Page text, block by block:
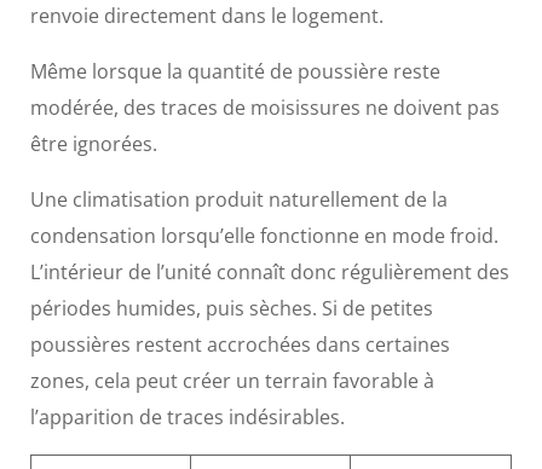
renvoie directement dans le logement.
Même lorsque la quantité de poussière reste
modérée, des traces de moisissures ne doivent pas
être ignorées.
Une climatisation produit naturellement de la
condensation lorsqu’elle fonctionne en mode froid.
L’intérieur de l’unité connaît donc régulièrement des
périodes humides, puis sèches. Si de petites
poussières restent accrochées dans certaines
zones, cela peut créer un terrain favorable à
l’apparition de traces indésirables.